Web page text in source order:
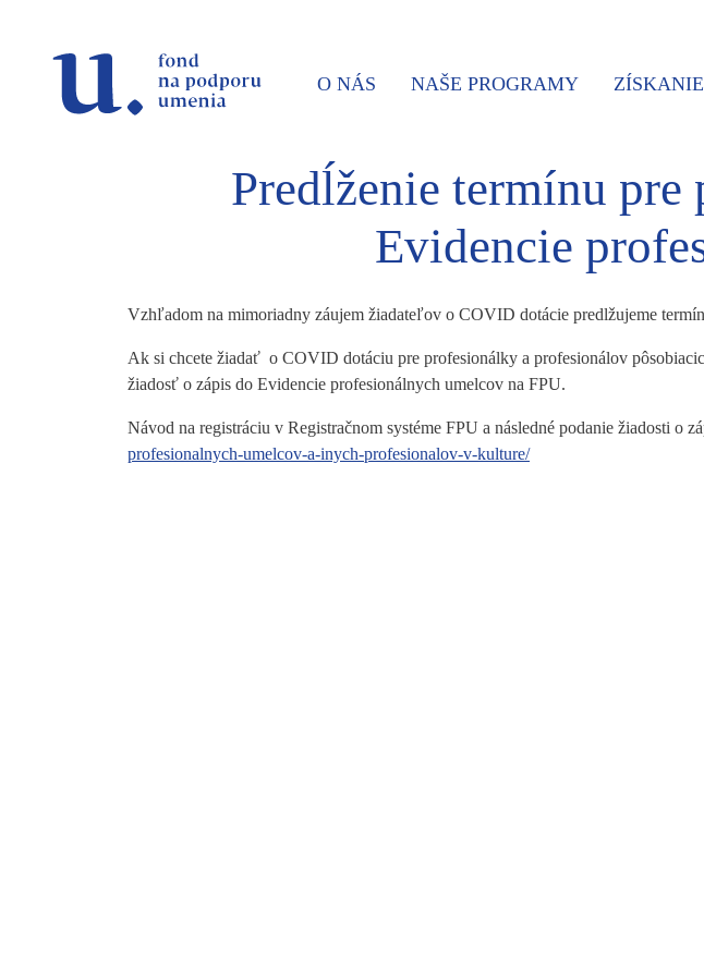
O NÁS NAŠE PROGRAMY
Predĺženie termínu pre
Evidencie
Vzhľadom na mimoriadny záujem žiadateľov o COVID dotácie predlžujeme
Ak si chcete žiadať o COVID dotáciu pre profesionálky a profesionálov
žiadosť o zápis do Evidencie profesionálnych umelcov na FPU.
Návod na registráciu v Registračnom systéme FPU a následné podanie žiadosti o
profesionalnych-umelcov-a-inych-profesionalov-v-kulture/